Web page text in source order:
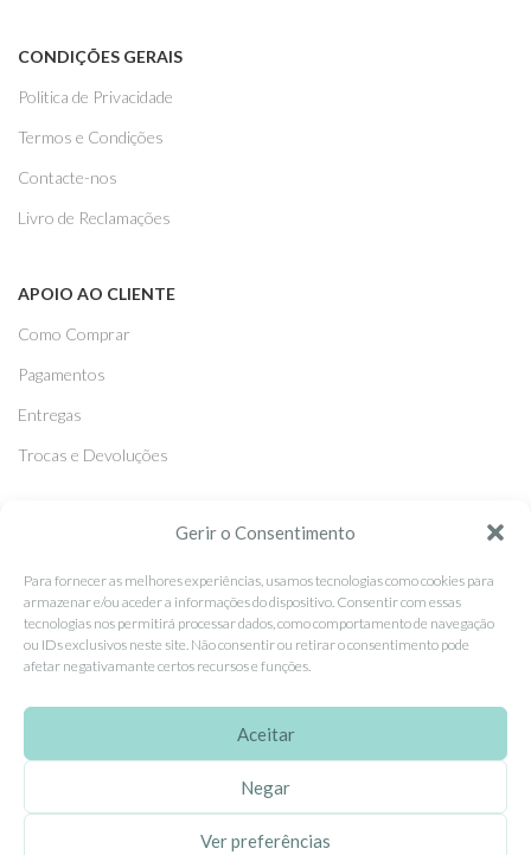
Gerir o Consentimento
Para fornecer as melhores experiências, usamos tecnologias como cookies para
armazenar e/ou aceder a informações do dispositivo. Consentir com essas
tecnologias nos permitirá processar dados, como comportamento de navegação
ou IDs exclusivos neste site. Não consentir ou retirar o consentimento pode
afetar negativamante certos recursos e funções.
Aceitar
Negar
Ver preferências
CONDIÇÕES GERAIS
Politica de Privacidade
Termos e Condições
Contacte-nos
Livro de Reclamações
APOIO AO CLIENTE
Como Comprar
Pagamentos
Entregas
Trocas e Devoluções
Facebook
Instagram
Pinterest
EhGoom2026 Criado porDumbanengue, Lda.